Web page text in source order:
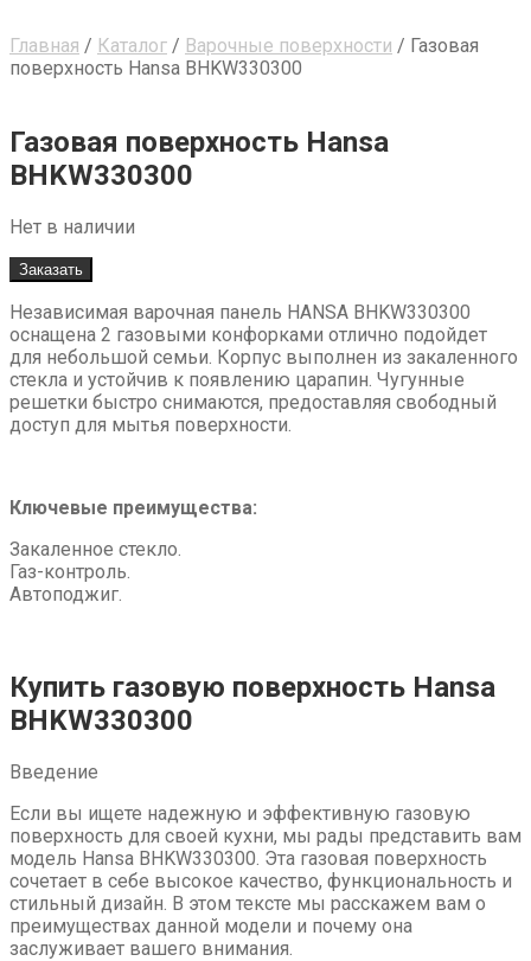
Главная / Каталог / Варочные поверхности / Газовая
поверхность Hansa BHKW330300
Газовая поверхность Hansa
BHKW330300
Нет в наличии
Заказать
Независимая варочная панель HANSA BHKW330300
оснащена 2 газовыми конфорками отлично подойдет
для небольшой семьи. Корпус выполнен из закаленного
стекла и устойчив к появлению царапин. Чугунные
решетки быстро снимаются, предоставляя свободный
доступ для мытья поверхности.
Ключевые преимущества:
Закаленное стекло.
Газ-контроль.
Автоподжиг.
Купить газовую поверхность Hansa
BHKW330300
Введение
Если вы ищете надежную и эффективную газовую
поверхность для своей кухни, мы рады представить вам
модель Hansa BHKW330300. Эта газовая поверхность
сочетает в себе высокое качество, функциональность и
стильный дизайн. В этом тексте мы расскажем вам о
преимуществах данной модели и почему она
заслуживает вашего внимания.